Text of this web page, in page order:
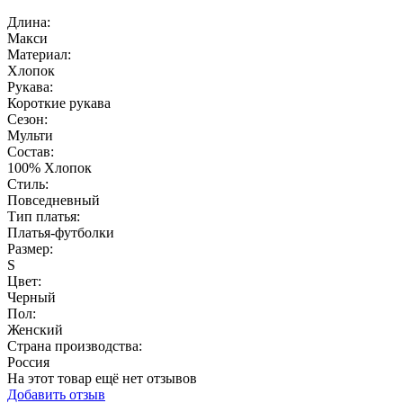
Длина:
Макси
Материал:
Хлопок
Рукава:
Короткие рукава
Сезон:
Мульти
Состав:
100% Хлопок
Стиль:
Повседневный
Тип платья:
Платья-футболки
Размер:
S
Цвет:
Черный
Пол:
Женский
Страна производства:
Россия
На этот товар ещё нет отзывов
Добавить отзыв